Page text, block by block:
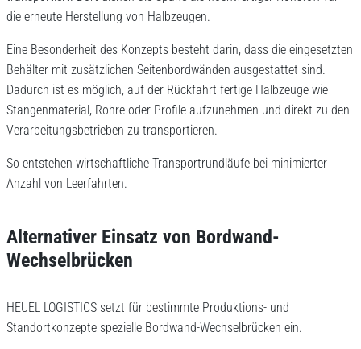
die erneute Herstellung von Halbzeugen.
Eine Besonderheit des Konzepts besteht darin, dass die eingesetzten
Behälter mit zusätzlichen Seitenbordwänden ausgestattet sind.
Dadurch ist es möglich, auf der Rückfahrt fertige Halbzeuge wie
Stangenmaterial, Rohre oder Profile aufzunehmen und direkt zu den
Verarbeitungsbetrieben zu transportieren.
So entstehen wirtschaftliche Transportrundläufe bei minimierter
Anzahl von Leerfahrten.
Alternativer Einsatz von Bordwand-
Wechselbrücken
HEUEL LOGISTICS setzt für bestimmte Produktions- und
Standortkonzepte spezielle Bordwand-Wechselbrücken ein.